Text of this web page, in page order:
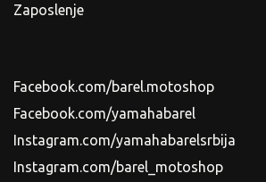
Zaposlenje
Facebook.com/barel.motoshop
Facebook.com/yamahabarel
Instagram.com/yamahabarelsrbija
Instagram.com/barel_motoshop